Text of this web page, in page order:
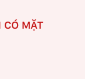
CÓ MẶT